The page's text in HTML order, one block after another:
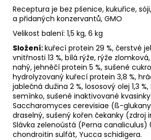
Receptura je bez pšenice, kukuřice,
a přidaných konzervantů, GMO
Velikost balení: 1,5 kg, 6 kg
Složení:kuřecí protein 29 %, čerstvé
vnitřnosti 13 %, bílá rýže, rýže
nahý, jehněčí protein 5 %, sušené
hydrolyzovaný kuřecí protein 3,8 %,
jablečná dužina 2 %, lososový olej 1,3
semínko, sušené inaktivované
Saccharomyces cerevisiae (ß-
draselný, sušený kořen čekanky (zdroj
Slávka zelenoústá (Perna canaliculus)
chondroitin sulfát, Yucca schidigera.